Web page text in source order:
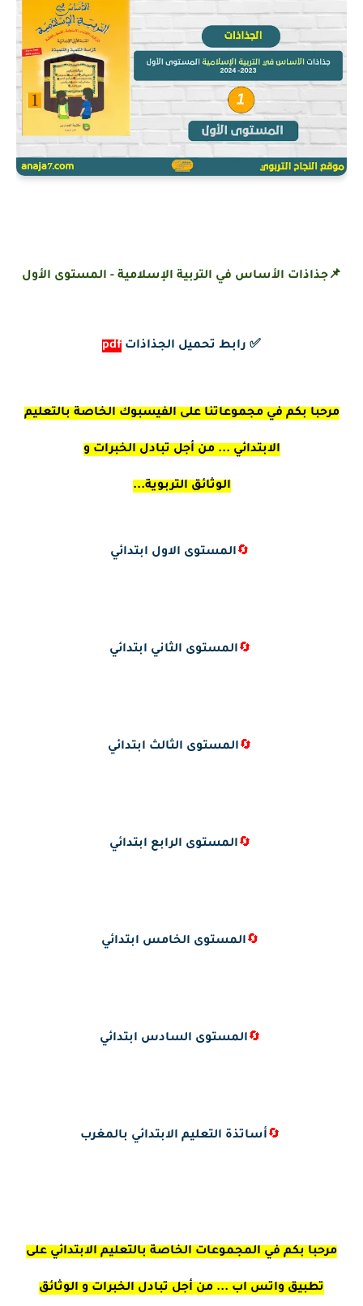
📌جذاذات الأساس في التربية الإسلامية - المستوى الأول
✅ رابط تحميل الجذاذات pdf
مرحبا بكم في مجموعاتنا على الفيسبوك الخاصة بالتعليم
الابتدائي ... من أجل تبادل الخبرات و
الوثائق التربوية...
🔄المستوى الاول ابتدائي
🔄المستوى الثاني ابتدائي
🔄المستوى الثالث ابتدائي
🔄المستوى الرابع ابتدائي
🔄المستوى الخامس ابتدائي
🔄المستوى السادس ابتدائي
🔄أساتذة التعليم الابتدائي بالمغرب
مرحبا بكم في المجموعات الخاصة بالتعليم الابتدائي على
تطبيق واتس اب ... من أجل تبادل الخبرات و الوثائق